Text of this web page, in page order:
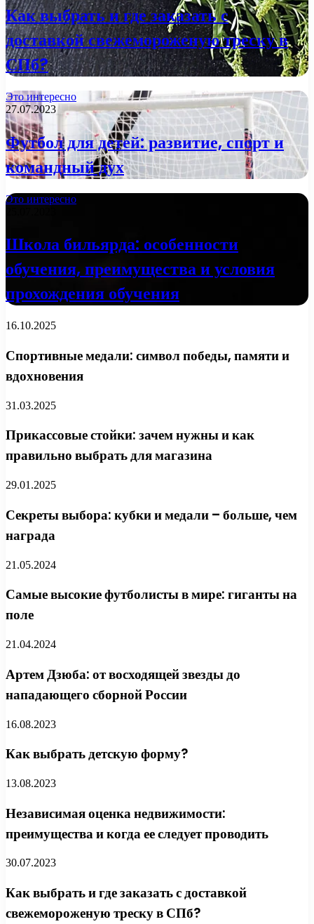
Как выбрать и где заказать с
доставкой свежемороженую треску в
СПб?
Это интересно
27.07.2023
Футбол для детей: развитие, спорт и
командный дух
Это интересно
Школа бильярда: особенности
обучения, преимущества и условия
прохождения обучения
16.10.2025
Спортивные медали: символ победы, памяти и
вдохновения
31.03.2025
Прикассовые стойки: зачем нужны и как
правильно выбрать для магазина
29.01.2025
Секреты выбора: кубки и медали – больше, чем
награда
21.05.2024
Самые высокие футболисты в мире: гиганты на
поле
21.04.2024
Артем Дзюба: от восходящей звезды до
нападающего сборной России
16.08.2023
Как выбрать детскую форму?
13.08.2023
Независимая оценка недвижимости:
преимущества и когда ее следует проводить
30.07.2023
Как выбрать и где заказать с доставкой
свежемороженую треску в СПб?